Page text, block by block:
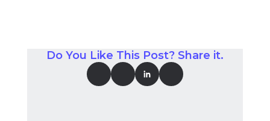
Do You Like This Post? Share it.